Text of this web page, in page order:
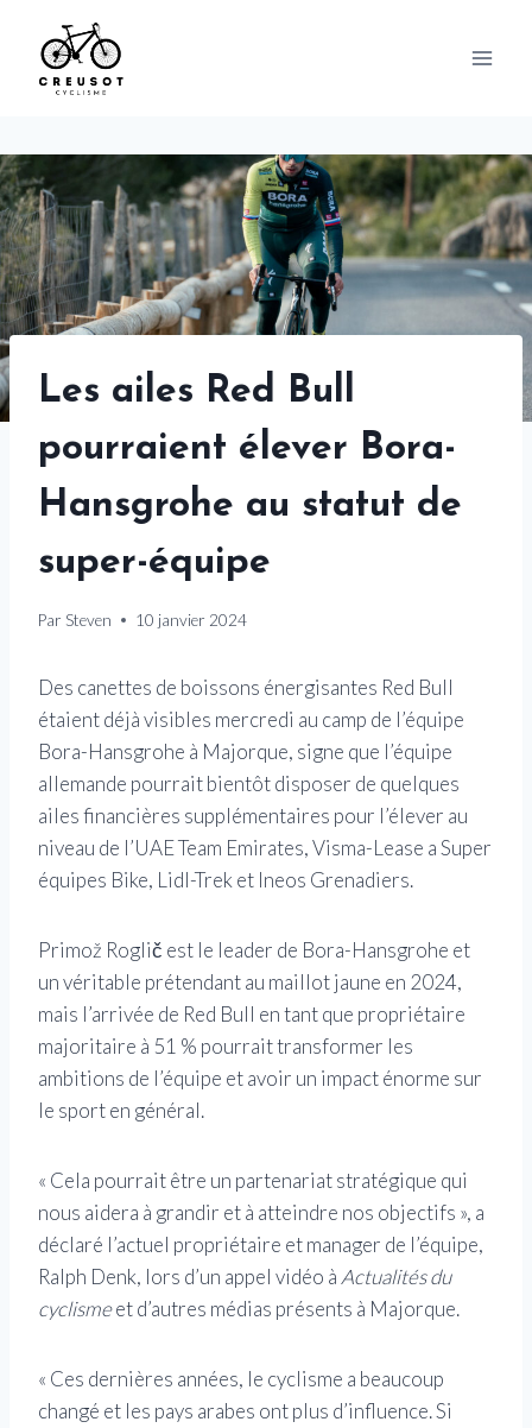
content
Les ailes Red Bull
pourraient élever Bora-
Hansgrohe au statut de
super-équipe
Par Steven 10 janvier 2024
Des canettes de boissons énergisantes Red Bull
étaient déjà visibles mercredi au camp de l’équipe
Bora-Hansgrohe à Majorque, signe que l’équipe
allemande pourrait bientôt disposer de quelques
ailes financières supplémentaires pour l’élever au
niveau de l’UAE Team Emirates, Visma-Lease a Super
équipes Bike, Lidl-Trek et Ineos Grenadiers.
Primož Roglič est le leader de Bora-Hansgrohe et
un véritable prétendant au maillot jaune en 2024,
mais l’arrivée de Red Bull en tant que propriétaire
majoritaire à 51 % pourrait transformer les
ambitions de l’équipe et avoir un impact énorme sur
le sport en général.
« Cela pourrait être un partenariat stratégique qui
nous aidera à grandir et à atteindre nos objectifs », a
déclaré l’actuel propriétaire et manager de l’équipe,
Ralph Denk, lors d’un appel vidéo à Actualités du
cyclismeet d’autres médias présents à Majorque.
« Ces dernières années, le cyclisme a beaucoup
changé et les pays arabes ont plus d’influence. Si